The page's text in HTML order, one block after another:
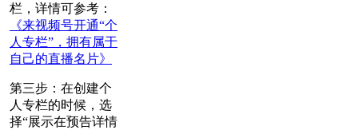
栏，详情可参考：
《来视频号开通“个
人专栏”，拥有属于
自己的直播名片》
第三步：在创建个
人专栏的时候，选
择“展示在预告详情